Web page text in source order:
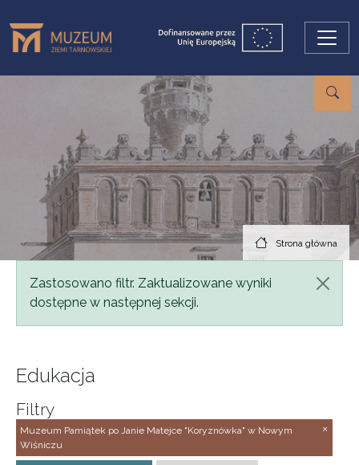
Strona główna
Komunikat
Zastosowano filtr. Zaktualizowane wyniki
dostępne w następnej sekcji.
Edukacja
Filtry
Muzeum Pamiątek po Janie Matejce "Koryznówka" w Nowym
Wiśniczu